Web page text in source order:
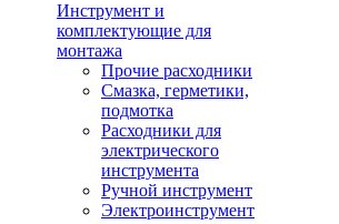
Инструмент и
комплектующие для
монтажа
Прочие расходники
Смазка, герметики,
подмотка
Расходники для
электрического
инструмента
Ручной инструмент
Электроинструмент